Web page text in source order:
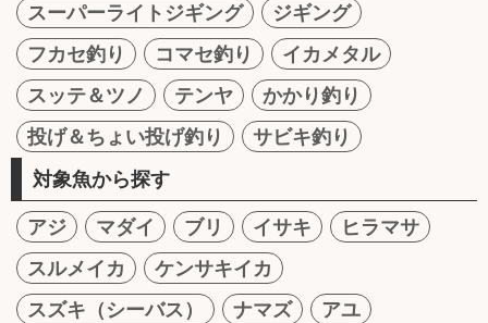
スーパーライトジギング
ジギング
フカセ釣り
コマセ釣り
イカメタル
スッテ＆ツノ
テンヤ
かかり釣り
投げ＆ちょい投げ釣り
サビキ釣り
対象魚から探す
アジ マダイ ブリ イサキ
ヒラマサ
スルメイカ
ケンサキイカ
スズキ（シーバス）
ナマズ
アユ